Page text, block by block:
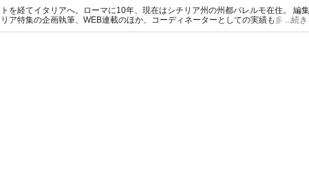
を経てイタリアへ。ローマに10年、現在はシチリア州の州都パレルモ在住。 編
ア特集の企画執筆、WEB連載のほか、コーディネーターとしての実績も多数。
スト協会会員・イタリア商工会議所認定通訳。
...続